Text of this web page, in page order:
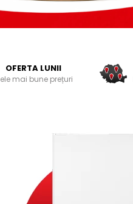
OFERTA LUNII
mai bune prețuri